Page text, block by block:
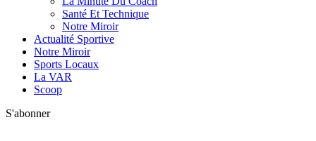
Santé Et Technique
Notre Miroir
Actualité Sportive
Notre Miroir
Sports Locaux
La VAR
Scoop
S'abonner